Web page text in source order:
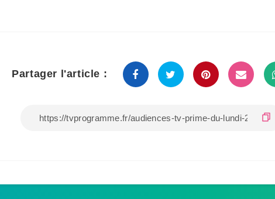
Partager l'article :